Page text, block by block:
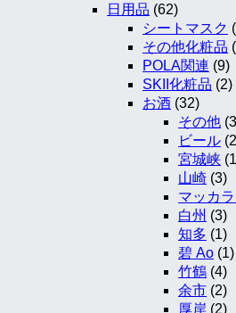
日用品 (62)
シートマスク
その他化粧品
POLA関連 (9)
SKII化粧品 (2)
お酒 (32)
その他
ビール
宮城峡
山崎 (3)
マッカ
白州 (3)
知多 (1)
碧 Ao (1)
竹鶴 (4)
余市 (2)
厚岸 (2)